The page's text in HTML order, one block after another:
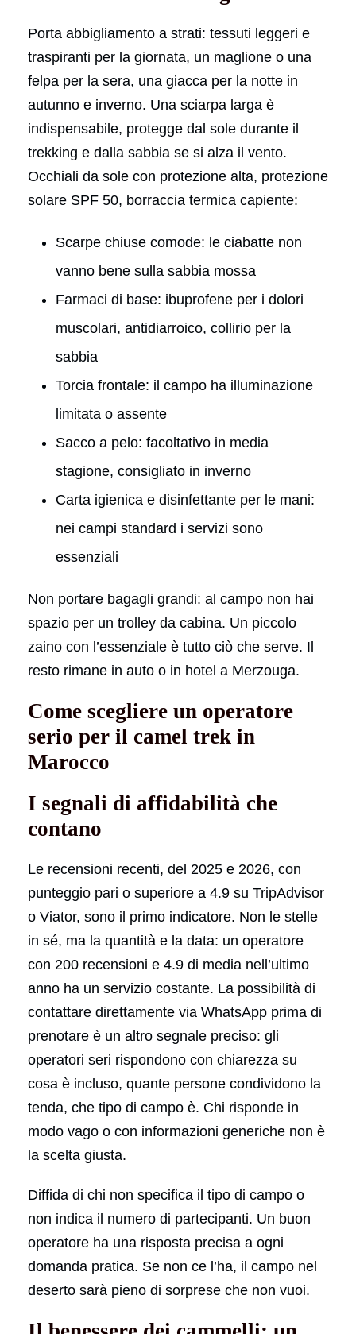
Porta abbigliamento a strati: tessuti leggeri e
traspiranti per la giornata, un maglione o una
felpa per la sera, una giacca per la notte in
autunno e inverno. Una sciarpa larga è
indispensabile, protegge dal sole durante il
trekking e dalla sabbia se si alza il vento.
Occhiali da sole con protezione alta, protezione
solare SPF 50, borraccia termica capiente:
Scarpe chiuse comode: le ciabatte non
vanno bene sulla sabbia mossa
Farmaci di base: ibuprofene per i dolori
muscolari, antidiarroico, collirio per la
sabbia
Torcia frontale: il campo ha illuminazione
limitata o assente
Sacco a pelo: facoltativo in media
stagione, consigliato in inverno
Carta igienica e disinfettante per le mani:
nei campi standard i servizi sono
essenziali
Non portare bagagli grandi: al campo non hai
spazio per un trolley da cabina. Un piccolo
zaino con l’essenziale è tutto ciò che serve. Il
resto rimane in auto o in hotel a Merzouga.
Come scegliere un operatore
serio per il camel trek in
Marocco
I segnali di affidabilità che
contano
Le recensioni recenti, del 2025 e 2026, con
punteggio pari o superiore a 4.9 su TripAdvisor
o Viator, sono il primo indicatore. Non le stelle
in sé, ma la quantità e la data: un operatore
con 200 recensioni e 4.9 di media nell’ultimo
anno ha un servizio costante. La possibilità di
contattare direttamente via WhatsApp prima di
prenotare è un altro segnale preciso: gli
operatori seri rispondono con chiarezza su
cosa è incluso, quante persone condividono la
tenda, che tipo di campo è. Chi risponde in
modo vago o con informazioni generiche non è
la scelta giusta.
Diffida di chi non specifica il tipo di campo o
non indica il numero di partecipanti. Un buon
operatore ha una risposta precisa a ogni
domanda pratica. Se non ce l’ha, il campo nel
deserto sarà pieno di sorprese che non vuoi.